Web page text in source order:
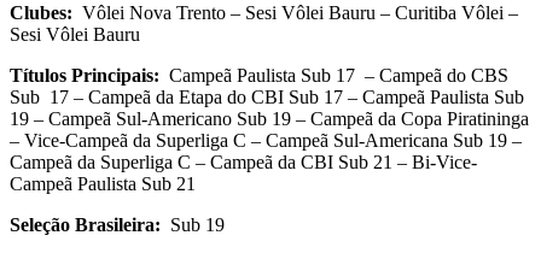
Clubes: Vôlei Nova Trento – Sesi Vôlei Bauru – Curitiba Vôlei –
Sesi Vôlei Bauru
Títulos Principais: Campeã Paulista Sub 17 – Campeã do CBS
Sub 17 – Campeã da Etapa do CBI Sub 17 – Campeã Paulista Sub
19 – Campeã Sul-Americano Sub 19 – Campeã da Copa Piratininga
– Vice-Campeã da Superliga C – Campeã Sul-Americana Sub 19 –
Campeã da Superliga C – Campeã da CBI Sub 21 – Bi-Vice-
Campeã Paulista Sub 21
Seleção Brasileira: Sub 19